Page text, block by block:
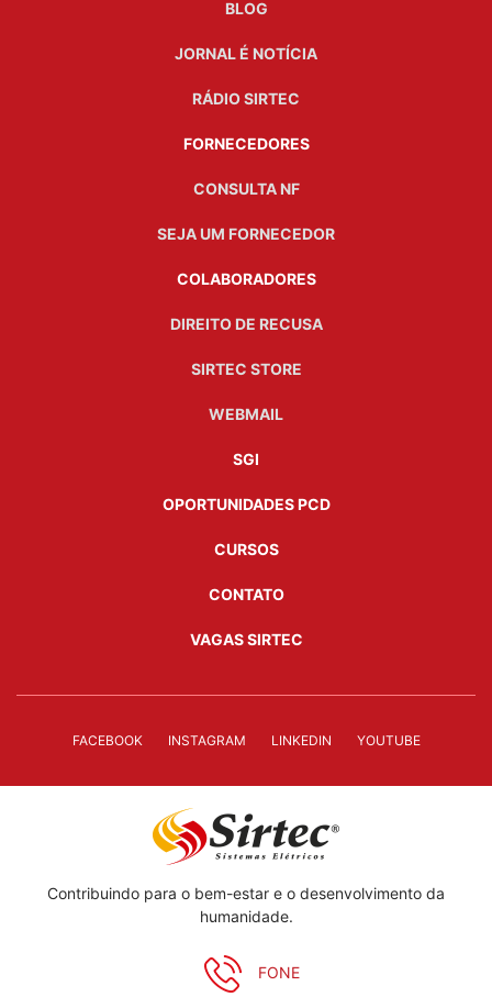
BLOG
JORNAL É NOTÍCIA
RÁDIO SIRTEC
FORNECEDORES
CONSULTA NF
SEJA UM FORNECEDOR
COLABORADORES
DIREITO DE RECUSA
SIRTEC STORE
WEBMAIL
SGI
OPORTUNIDADES PCD
CURSOS
CONTATO
VAGAS SIRTEC
FACEBOOK INSTAGRAM LINKEDIN YOUTUBE
Contribuindo para o bem-estar e o desenvolvimento da
humanidade.
FONE